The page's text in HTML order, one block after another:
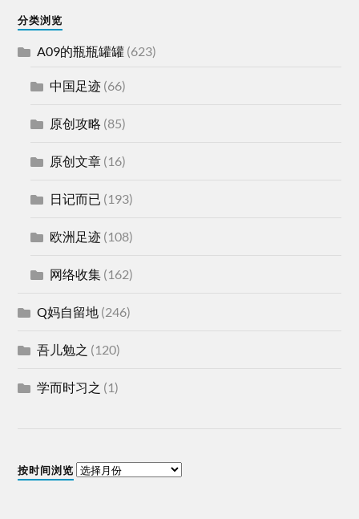
分类浏览
A09的瓶瓶罐罐 (623)
中国足迹 (66)
原创攻略 (85)
原创文章 (16)
日记而已 (193)
欧洲足迹 (108)
网络收集 (162)
Q妈自留地 (246)
吾儿勉之 (120)
学而时习之 (1)
按时间浏览